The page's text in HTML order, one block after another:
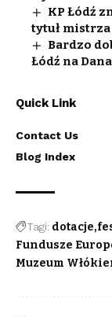
KP Łódź
tytuł
Bardzo
Łódź na
Quick Link
Contact Us
Blog Index
Tagi: dotacje
Fundusze
Muzeum